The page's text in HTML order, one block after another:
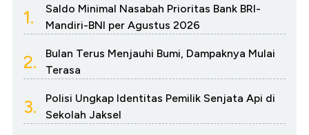
1.
Saldo Minimal Nasabah Prioritas Bank BRI-
Mandiri-BNI per Agustus 2026
2.
Bulan Terus Menjauhi Bumi, Dampaknya Mulai
Terasa
3.
Polisi Ungkap Identitas Pemilik Senjata Api di
Sekolah Jaksel